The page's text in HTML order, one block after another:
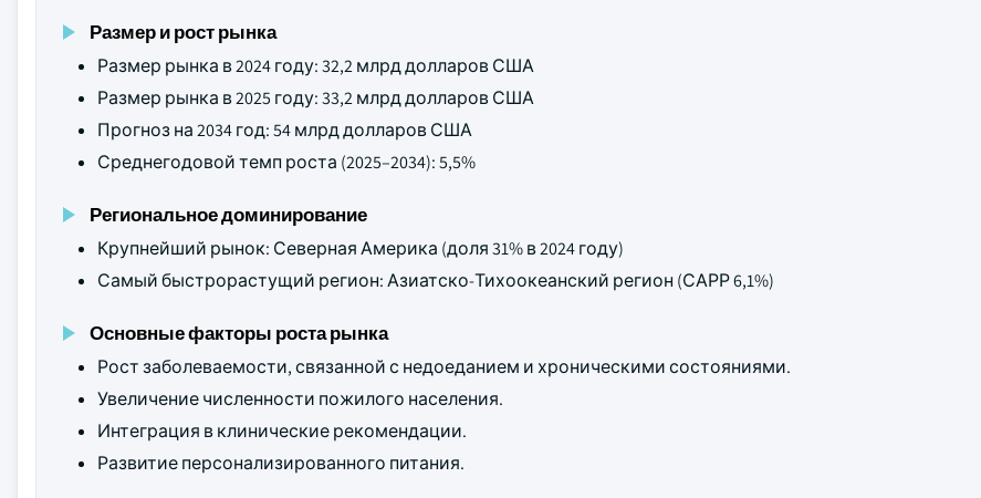
Размер и рост рынка
Размер рынка в 2024 году: 32,2 млрд долларов США
Размер рынка в 2025 году: 33,2 млрд долларов США
Прогноз на 2034 год: 54 млрд долларов США
Среднегодовой темп роста (2025–2034): 5,5%
Региональное доминирование
Крупнейший рынок: Северная Америка (доля 31% в 2024 году)
Самый быстрорастущий регион: Азиатско-Тихоокеанский регион (САРР 6,1%)
Основные факторы роста рынка
Рост заболеваемости, связанной с недоеданием и хроническими состояниями.
Увеличение численности пожилого населения.
Интеграция в клинические рекомендации.
Развитие персонализированного питания.